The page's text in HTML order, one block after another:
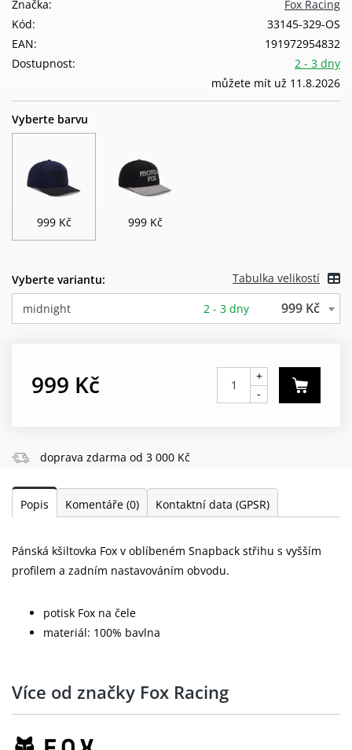
Fox Racing
Značka:
33145-329-OS
Kód:
191972954832
EAN:
2 - 3 dny
můžete mít už 11.8.2026
Dostupnost:
Vyberte barvu
999 Kč 999 Kč
Vyberte variantu: Tabulka velikostí
midnight 2 - 3 dny 999 Kč
999 Kč
+
-
doprava zdarma od 3 000 Kč
Popis Komentáře (0) Kontaktní data (GPSR)
Pánská kšiltovka Fox v oblíbeném Snapback střihu s vyšším
profilem a zadním nastavováním obvodu.
potisk Fox na čele
materiál: 100% bavlna
Více od značky Fox Racing